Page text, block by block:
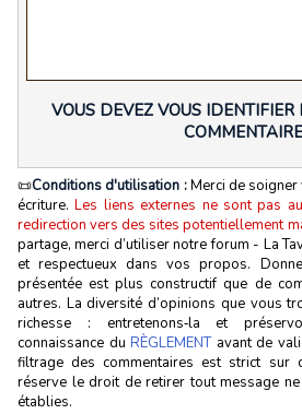
VOUS DEVEZ VOUS IDENTIFIER
📜Conditions d'utilisation :Merci de
écriture.Les liens externes ne sont pas
redirection vers des sites potentiellement
partage, merci d’utiliser notre forum - La
et respectueux dans vos propos.
présentée est plus constructif que de
autres. La diversité d’opinions que vous
richesse : entretenons‑la et
connaissance du RÈGLEMENTavant de
filtrage des commentaires est strict sur
réserve le droit de retirer tout message
établies.